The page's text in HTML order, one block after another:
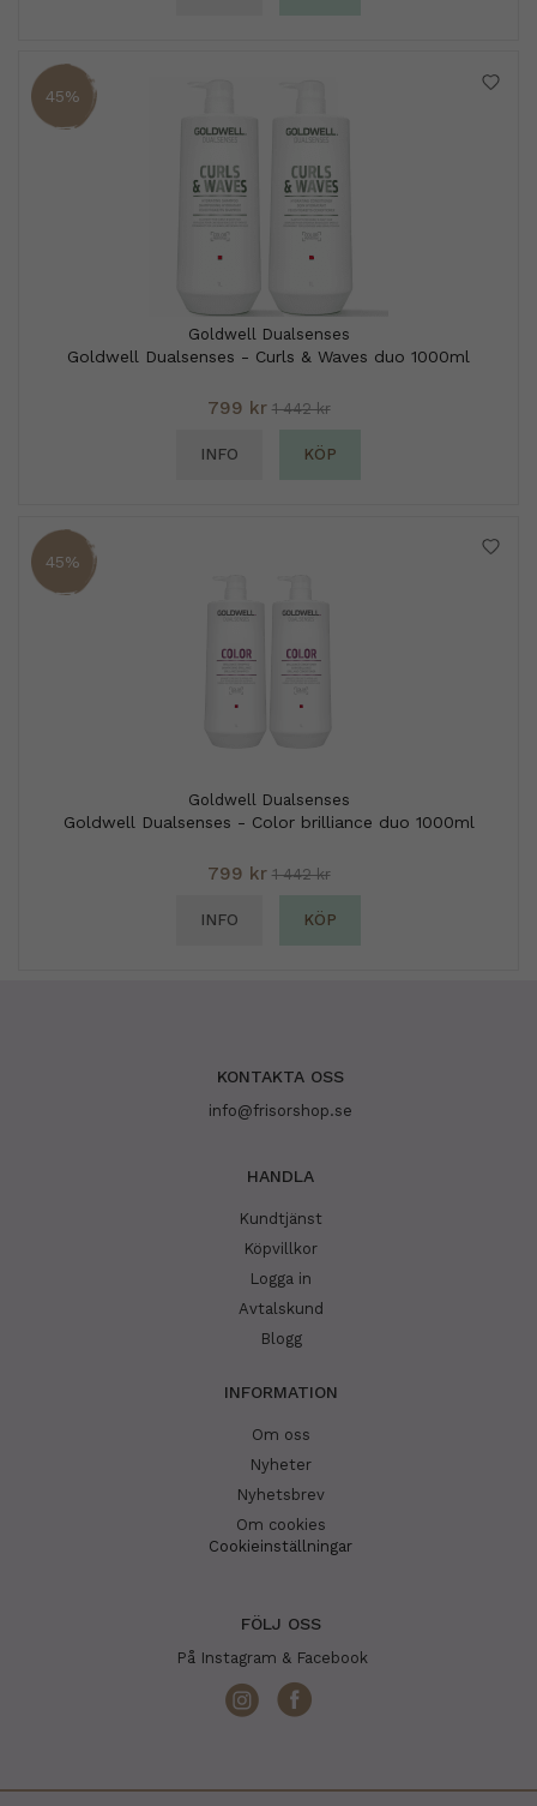
45%
Goldwell Dualsenses
Goldwell Dualsenses - Curls & Waves duo 1000ml
799 kr 1 442 kr
INFO KÖP
45%
Goldwell Dualsenses
Goldwell Dualsenses - Color brilliance duo 1000ml
799 kr 1 442 kr
INFO KÖP
KONTAKTA OSS
info@frisorshop.se
HANDLA
Kundtjänst
Köpvillkor
Logga in
Avtalskund
Blogg
INFORMATION
Om oss
Nyheter
Nyhetsbrev
Om cookies
Cookieinställningar
FÖLJ OSS
På Instagram & Facebook